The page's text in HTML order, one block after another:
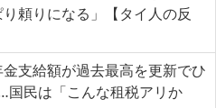
頼りになる」【タイ人の反
支給額が過去最高を更新でひ
国民は「こんな租税アリか